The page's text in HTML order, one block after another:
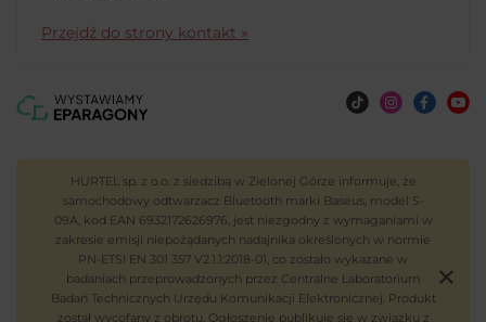
Przejdź do strony kontakt »
HURTEL sp. z o.o. z siedzibą w Zielonej Górze informuje, że
samochodowy odtwarzacz Bluetooth marki Baseus, model S-
09A, kod EAN 6932172626976, jest niezgodny z wymaganiami w
zakresie emisji niepożądanych nadajnika określonych w normie
PN-ETSI EN 301 357 V2.1.1:2018-01, co zostało wykazane w
badaniach przeprowadzonych przez Centralne Laboratorium
Badań Technicznych Urzędu Komunikacji Elektronicznej. Produkt
został wycofany z obrotu. Ogłoszenie publikuje się w związku z